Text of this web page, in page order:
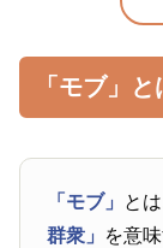
「モブ」と
「モブ」 とは
群衆」 を意